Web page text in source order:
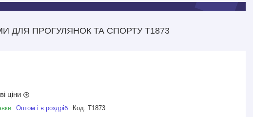
ДЛЯ ПРОГУЛЯНОК ТА СПОРТУ Т1873
ціни
Оптом і в роздріб Код: Т1873